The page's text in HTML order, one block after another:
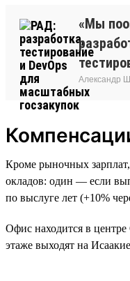
«Мы
Александр
Кроме рыночных
окладов: один — если
по выслуге лет (+10%
Офис находится в центре
этаже выходят на